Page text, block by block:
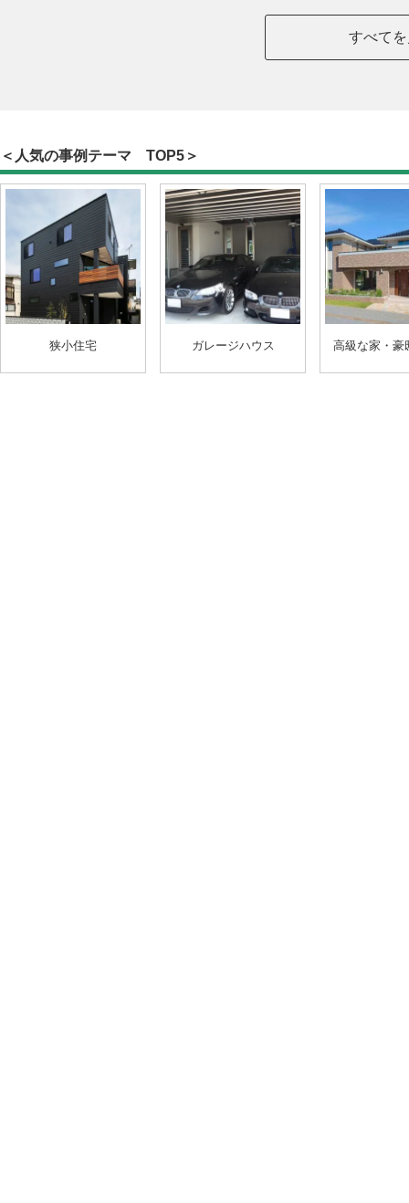
すべて
＜人気の事例テーマ TOP5＞
狭小住宅 ガレージハウス 高級な家・豪